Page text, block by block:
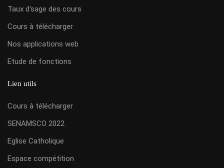
Taux d'sage des cours
Cours à télécharger
Nos applications web
Etude de fonctions
Lien utils
Cours à télécharger
SENAMSCO 2022
Eglise Catholique
Espace compétition